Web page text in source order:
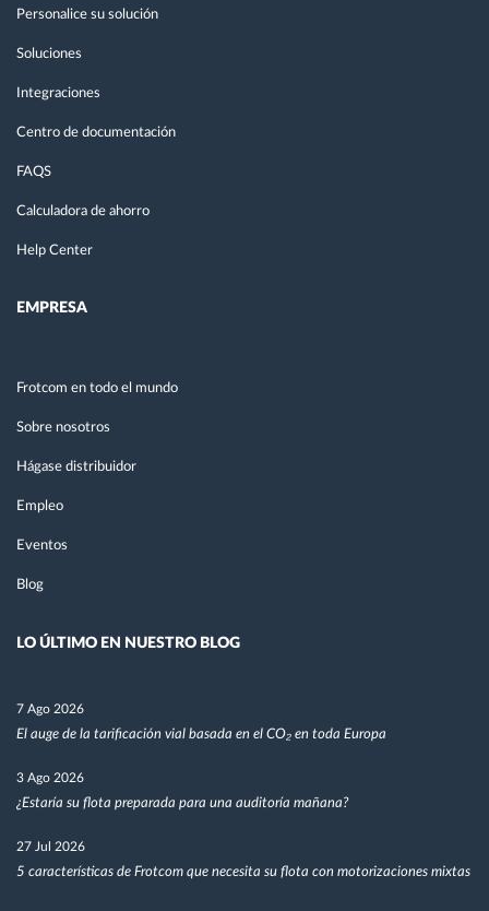
Personalice su solución
Soluciones
Integraciones
Centro de documentación
FAQS
Calculadora de ahorro
Help Center
EMPRESA
Frotcom en todo el mundo
Sobre nosotros
Hágase distribuidor
Empleo
Eventos
Blog
LO ÚLTIMO EN NUESTRO BLOG
7 Ago 2026
El auge de la tarificación vial basada en el CO₂ en toda Europa
3 Ago 2026
¿Estaría su flota preparada para una auditoría mañana?
27 Jul 2026
5 características de Frotcom que necesita su flota con motorizaciones mixtas